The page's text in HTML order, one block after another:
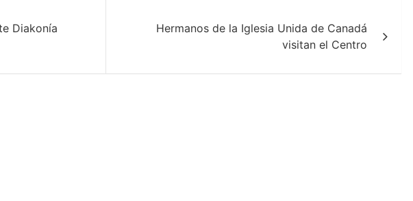
Diakonía
Hermanos de la Iglesia Unida de Canadá
visitan el Centro